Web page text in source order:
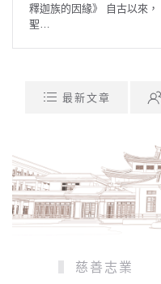
釋迦族的因緣》 自古以來，
聖…
最新文章
慈善志業